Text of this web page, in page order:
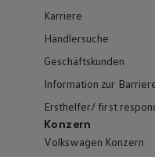
Karriere
Händlersuche
Geschäftskunden
Information zur
Ersthelfer/ first
Konzern
Volkswagen Konzern